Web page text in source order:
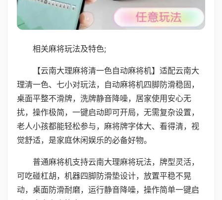
相关麻将玩法及特色;
【云南大理麻将清一色自动麻将机】适配云南大
理清一色、七小对玩法，自动麻将机四脚防滑稳固，
桌面平整不滑牌，洗牌静音降噪，居家使用安心无
扰，操作极简，一键启动即可开局，无需复杂设置，
老人小孩都能轻松参与，麻将牌字体大、看得清，视
觉舒适，是家庭休闲娱乐的必备好物。
普通麻将机支持云南大理麻将玩法，牌型灵活，
可吃碰杠胡，机器四脚防滑垫设计，放置平稳不晃
动，桌面防滑耐磨，运行静音降噪，操作简单一键启